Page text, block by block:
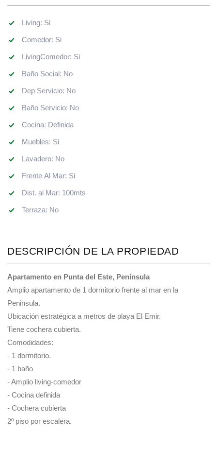
Living: Si
Comedor: Si
LivingComedor: Si
Baño Social: No
Dep Servicio: No
Baño Servicio: No
Cocina: Definida
Muebles: Si
Lavadero: No
Frente Al Mar: Si
Dist. al Mar: 100mts
Terraza: No
DESCRIPCIÓN DE LA PROPIEDAD
Apartamento en Punta del Este, Península
Amplio apartamento de 1 dormitorio frente al mar en la
Peninsula.
Ubicación estratégica a metros de playa El Emir.
Tiene cochera cubierta.
Comodidades:
- 1 dormitorio.
- 1 baño
- Amplio living-comedor
- Cocina definida
- Cochera cubierta
2º piso por escalera.